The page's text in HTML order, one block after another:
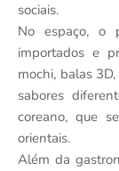
sociais.
No espaço, o
importados e
mochi, balas
sabores
coreano, que
orientais.
Além da